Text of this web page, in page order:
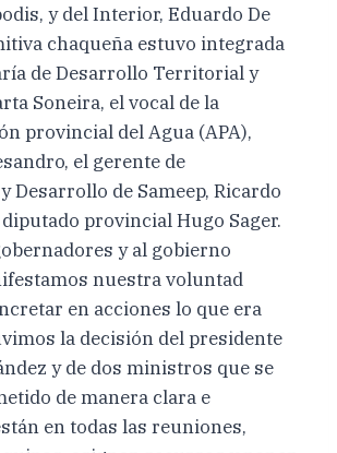
y del Interior, Eduardo De
chaqueña estuvo integrada
de Desarrollo Territorial y
Soneira, el vocal de la
provincial del Agua (APA),
el gerente de
Desarrollo de Sameep, Ricardo
diputado provincial Hugo Sager.
y al gobierno
nuestra voluntad
en acciones lo que era
la decisión del presidente
y de dos ministros que se
de manera clara e
en todas las reuniones,